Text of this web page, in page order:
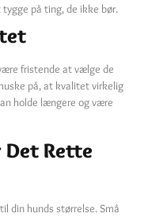
på ting, de ikke bør.
fristende at vælge de
på, at kvalitet virkelig
holde længere og være
Rette
din hunds størrelse. Små